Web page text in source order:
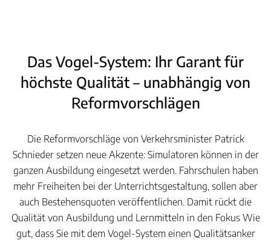
Das Vogel-System: Ihr Garant für
höchste Qualität – unabhängig von
Reformvorschlägen
Die Reformvorschläge von Verkehrsminister Patrick
Schnieder setzen neue Akzente: Simulatoren können in der
ganzen Ausbildung eingesetzt werden. Fahrschulen haben
mehr Freiheiten bei der Unterrichtsgestaltung, sollen aber
auch Bestehensquoten veröffentlichen. Damit rückt die
Qualität von Ausbildung und Lernmitteln in den Fokus Wie
gut, dass Sie mit dem Vogel-System einen Qualitätsanker